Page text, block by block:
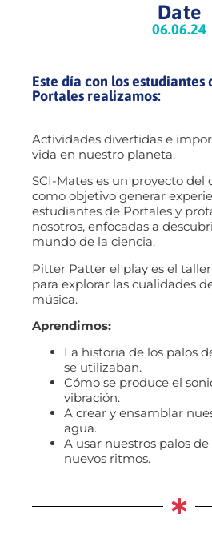
Date
06.06.24
Este día con los estudiantes
Portales realizamos:
Actividades divertidas e
vida en nuestro planeta.
SCI-Mates es un proyecto del
como objetivo generar
estudiantes de Portales y
nosotros, enfocadas a
mundo de la ciencia.
Pitter Patter el play es el
para explorar las cualidades
música.
Aprendimos:
La historia de los palos
se utilizaban.
Cómo se produce el
vibración.
A crear y ensamblar
agua.
A usar nuestros palos
nuevos ritmos.